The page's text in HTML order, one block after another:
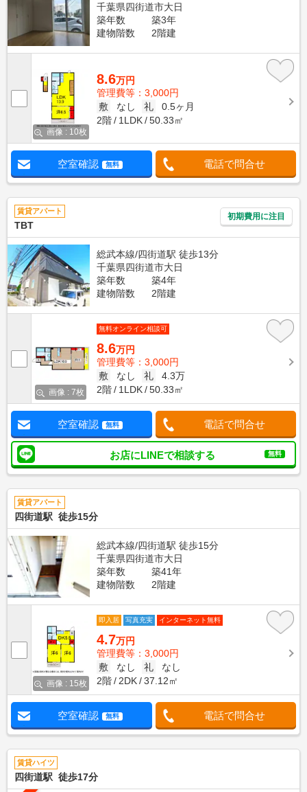
千葉県四街道市大日
築年数
築3年
建物階数
2階建
画像 : 10枚
8.6万円
管理費等：3,000円
敷
なし 礼
0.5ヶ月
2階
1LDK 50.33㎡
空室確認 無料 電話で問合せ
賃貸アパート
TBT
初期費用に注目
総武本線/四街道駅 徒歩13分
千葉県四街道市大日
築年数
築4年
建物階数
2階建
画像 : 7枚
無料オンライン相談可
8.6万円
管理費等：3,000円
敷
なし 礼
4.3万
2階
1LDK 50.33㎡
空室確認 無料 電話で問合せ
お店にLINEで相談する 無料
賃貸アパート
四街道駅 徒歩15分
総武本線/四街道駅 徒歩15分
千葉県四街道市大日
築年数
築41年
建物階数
2階建
画像 : 15枚
即入居 写真充実 インターネット無料
4.7万円
管理費等：3,000円
敷
なし 礼
なし
2階
2DK 37.12㎡
空室確認 無料 電話で問合せ
賃貸ハイツ
四街道駅 徒歩17分